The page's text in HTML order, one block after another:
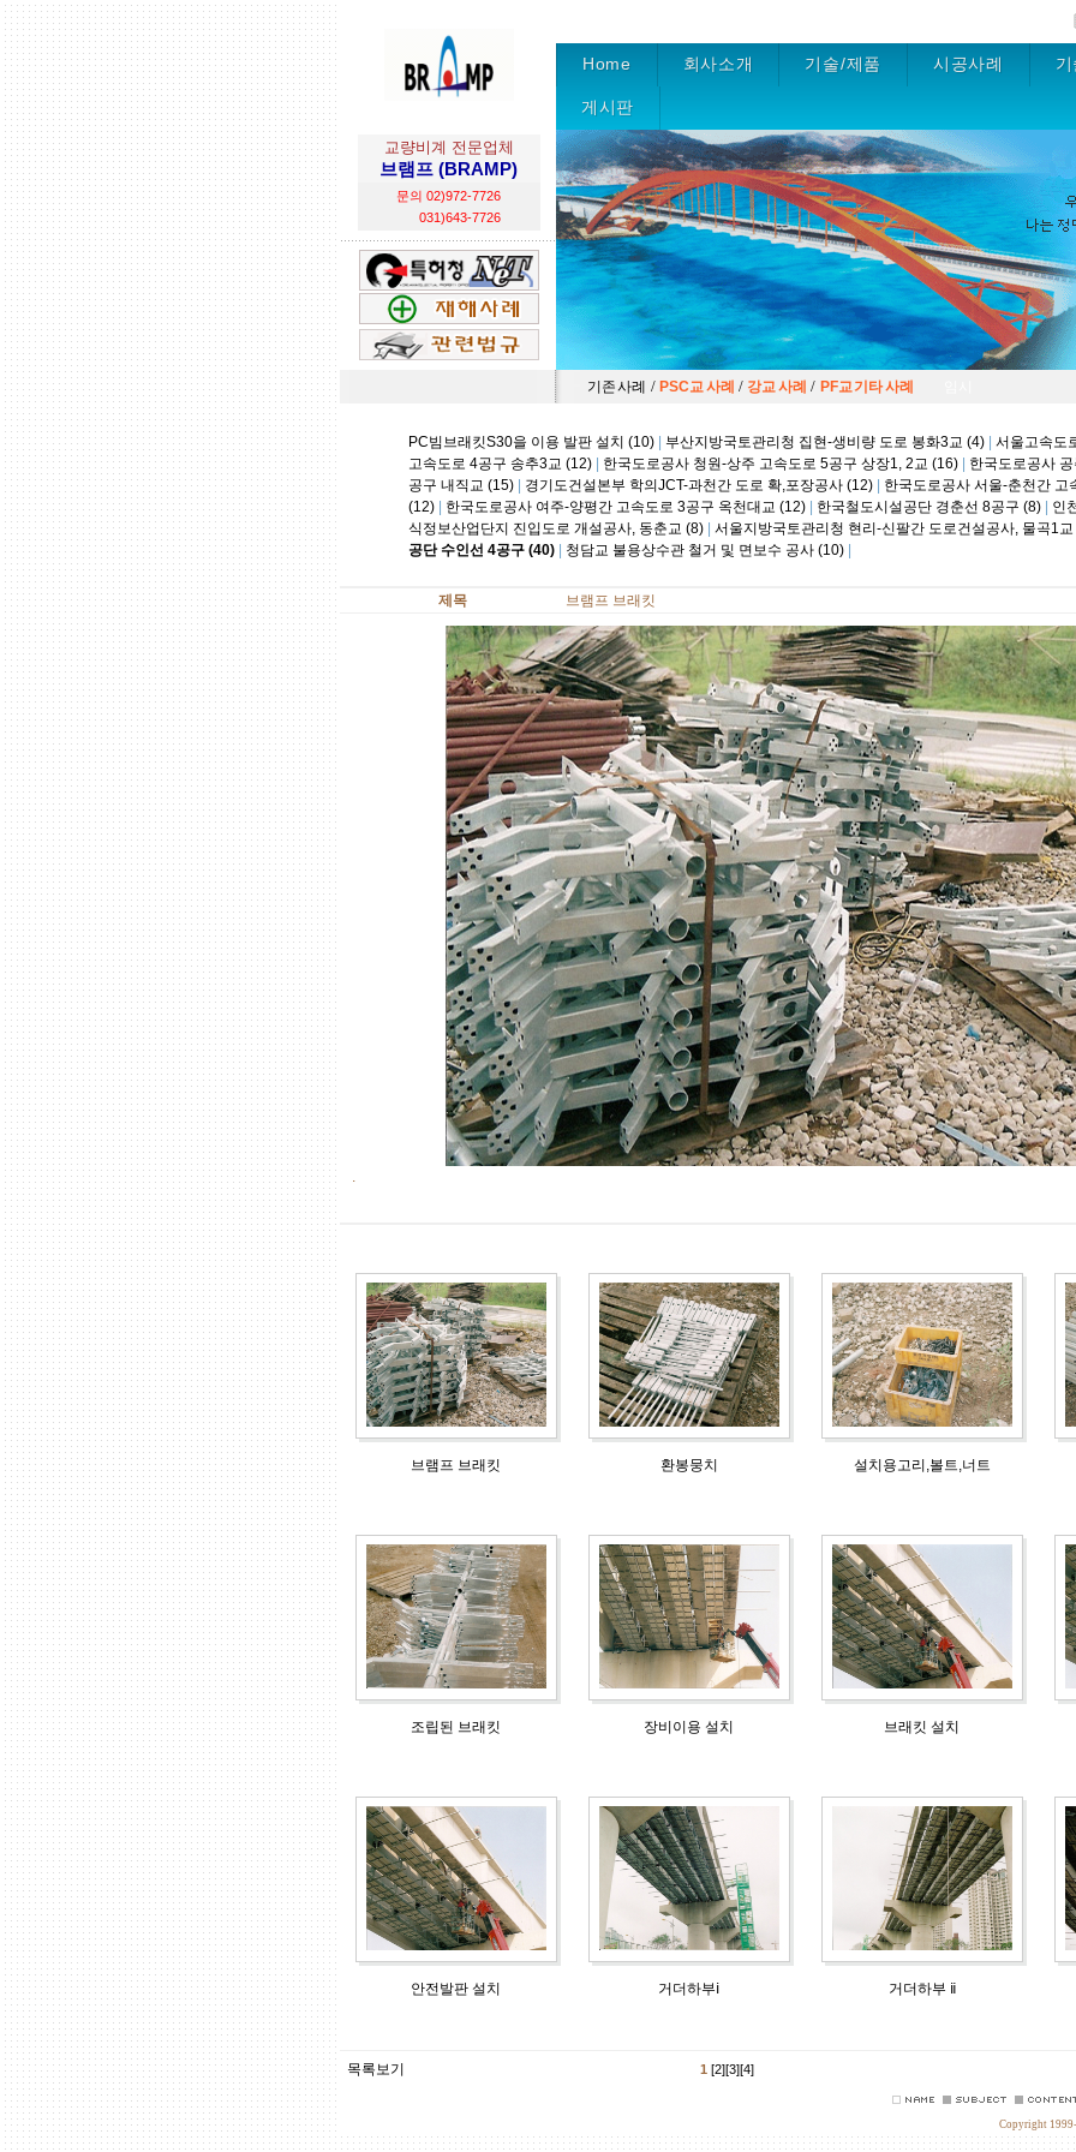
Home 회사소개 기술/제품 시공사례
게시판
교량비계 전문업체
브램프 (BRAMP)
문의 02)972-7726
031)643-7726
기존 사례 / PSC교 사례 / 강교 사례 / PF교 기타 사례
PC빔브래킷S30을 이용 발판 설치 (10)| 부산지방국토관리청 집현-생비량 도로 봉화3교 (4)| 서울고속도
고속도로 4공구 송추3교 (12)| 한국도로공사 청원-상주 고속도로 5공구 상장1, 2교 (16)|
한국도로공사
공구 내직교 (15)| 경기도건설본부 학의JCT-과천간 도로 확,포장공사 (12)|
한국도로공사 서울-춘천간 고
(12)| 한국도로공사 여주-양평간 고속도로 3공구 옥천대교 (12)| 한국철도시설공단 경춘선 8공구 (8)|
인
식정보산업단지 진입도로 개설공사, 동춘교 (8)| 서울지방국토관리청 현리-신팔간 도로건설공사, 물곡1교
공단 수인선 4공구 (40)| 청담교 불용상수관 철거 및 면보수 공사 (10)|
제목 브램프 브래킷
.
브램프 브래킷 환봉뭉치 설치용고리,볼트,너트
조립된 브래킷 장비이용 설치 브래킷 설치
안전발판 설치 거더하부ⅰ 거더하부 ⅱ
목록보기 1 [2][3][4]
Copyright